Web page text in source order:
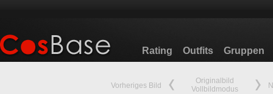
Rating Outfits Gruppen
Vorheriges Bild
Originalbild
Vollbildmodus